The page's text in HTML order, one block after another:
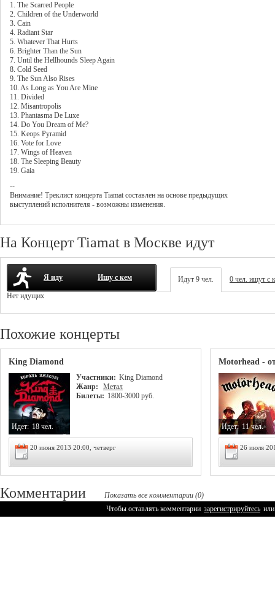
1. The Scarred People
2. Children of the Underworld
3. Cain
4. Radiant Star
5. Whatever That Hurts
6. Brighter Than the Sun
7. Until the Hellhounds Sleep Again
8. Cold Seed
9. The Sun Also Rises
10. As Long as You Are Mine
11. Divided
12. Misantropolis
13. Phantasma De Luxe
14. Do You Dream of Me?
15. Keops Pyramid
16. Vote for Love
17. Wings of Heaven
18. The Sleeping Beauty
19. Gaia
--
Внимание! Треклист концерта Tiamat составлен на основе предыдущих
выступлений исполнителя - возможны изменения.
На Концерт Tiamat в Москве идут
Я иду Ищу с кем Идут 9 чел.
0 чел. ищут с
Нет идущих
Похожие концерты
King Diamond
Участники: King Diamond
Жанр:
Метал
Билеты: 1800-3000 руб.
Идет: 18 чел.
20 июня 2013 20:00, четверг
Motorhead -
Идет: 11 чел.
26 июля
Комментарии
Показать все комментарии (0)
Чтобы оставлять комментарии зарегистрируйтесь или